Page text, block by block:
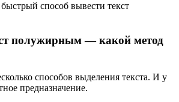
способ вывести текст
полужирным — какой метод
способов выделения текста. И у
предназначение.